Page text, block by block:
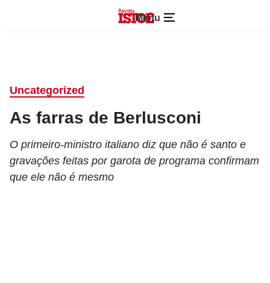
Menu
Uncategorized
As farras de Berlusconi
O primeiro-ministro italiano diz que não é santo e
gravações feitas por garota de programa confirmam
que ele não é mesmo